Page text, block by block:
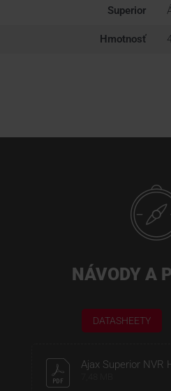
Superior
Hmotnosť
NÁVODY A
DATASHEETY
Ajax Superior NVR